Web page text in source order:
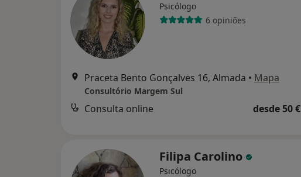
Psicólogo
6 opiniões
Praceta Bento Gonçalves 16, Almada • Mapa
Consultório Margem Sul
Consulta online desde 50 €
Filipa Carolino
Psicólogo